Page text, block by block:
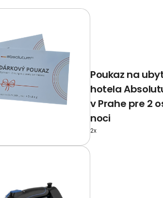
Poukaz na
hotela
v Prahe pre 2
noci
2x